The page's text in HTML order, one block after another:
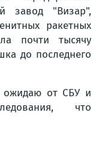
завод "Визар",
ракетных
почти тысячу
до последнего
ожидаю от СБУ и
что